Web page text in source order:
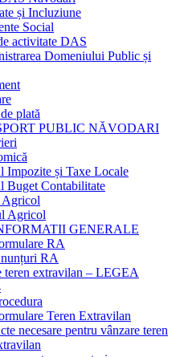
și Incluziune
Social
activitate DAS
Domeniului Public și
plată
PUBLIC NĂVODARI
Impozite și Taxe Locale
Buget Contabilitate
Agricol
Agricol
GENERALE
RA
RA
teren extravilan – LEGEA
Teren Extravilan
necesare pentru vânzare teren